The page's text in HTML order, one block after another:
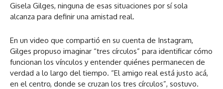
Gisela Gilges, ninguna de esas situaciones por sí sola
alcanza para definir una amistad real.
En un video que compartió en su cuenta de Instagram,
Gilges propuso imaginar “tres círculos” para identificar cómo
funcionan los vínculos y entender quiénes permanecen de
verdad a lo largo del tiempo. “El amigo real está justo acá,
en el centro, donde se cruzan los tres círculos”, sostuvo.